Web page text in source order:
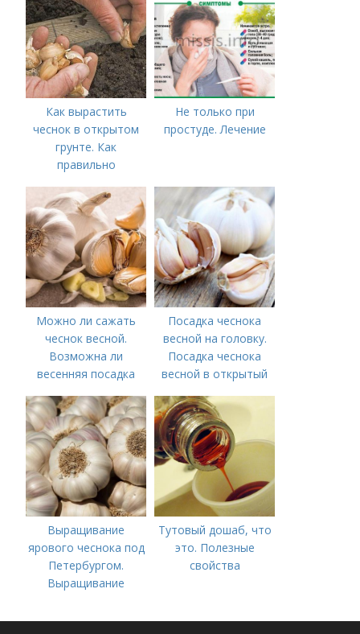
Как вырастить
чеснок в открытом
грунте. Как
правильно
открытом грунте
Не только при
простуде. Лечение
Можно ли сажать
чеснок весной.
Возможна ли
весенняя посадка
лучше делать
Посадка чеснока
весной на головку.
Посадка чеснока
весной в открытый
Выращивание
ярового чеснока под
Петербургом.
Выращивание
важных моментов
Тутовый дошаб, что
это. Полезные
свойства